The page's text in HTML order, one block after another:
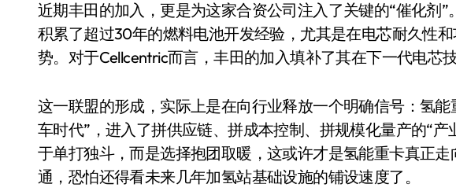
近期丰田的加入，更是为这家合资公司注入了关键的“催化剂”
积累了超过30年的燃料电池开发经验，尤其是在电芯耐久性
势。对于Cellcentric而言，丰田的加入填补了其在下一代电芯
这一联盟的形成，实际上是在向行业释放一个明确信号：氢
车时代”，进入了拼供应链、拼成本控制、拼规模化量产的“
于单打独斗，而是选择抱团取暖，这或许才是氢能重卡真正
通，恐怕还得看未来几年加氢站基础设施的铺设速度了。